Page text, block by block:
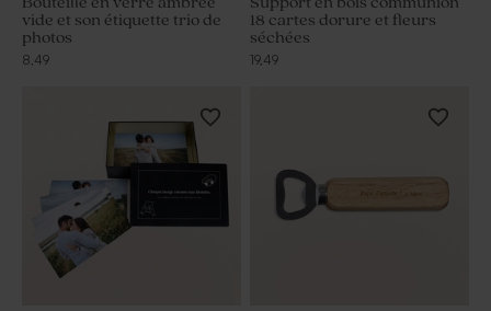
vide et son étiquette trio de
photos
8,49
18 cartes dorure et fleurs
séchées
19,49